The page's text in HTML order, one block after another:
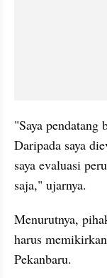
"Saya pendatang
Daripada saya
saya evaluasi
saja," ujarnya.
Menurutnya,
harus
Pekanbaru.